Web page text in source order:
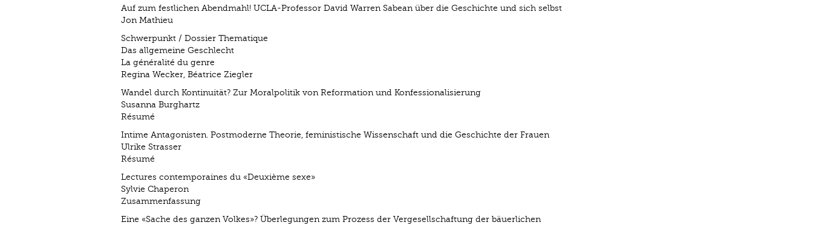
Auf zum festlichen Abendmahl! UCLA-Professor David Warren Sabean über die Geschichte und sich selbst
Jon Mathieu
Schwerpunkt / Dossier Thematique
Das allgemeine Geschlecht
La généralité du genre
Regina Wecker, Béatrice Ziegler
Wandel durch Kontinuität? Zur Moralpolitik von Reformation und Konfessionalisierung
Susanna Burghartz
Résumé
Intime Antagonisten. Postmoderne Theorie, feministische Wissenschaft und die Geschichte der Frauen
Ulrike Strasser
Résumé
Lectures contemporaines du «Deuxième sexe»
Sylvie Chaperon
Zusammenfassung
Eine «Sache des ganzen Volkes»? Überlegungen zum Prozess der Vergesellschaftung der bäuerlichen